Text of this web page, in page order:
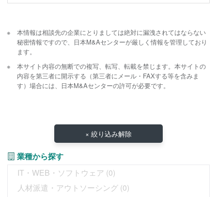
本情報は相談先の企業にとりましては絶対に漏洩されてはならない
秘密情報ですので、日本M&Aセンターが厳しく情報を管理しており
ます。
本サイト内容の無断での複写、転写、転載を禁じます。本サイトの
内容を第三者に開示する（第三者にメール・FAXする等を含みま
す）場合には、日本M&Aセンターの許可が必要です。
× 絞り込み解除
業種から探す
IT・WEB・ソフトウェア (0)
人材派遣・アウトソーシング (0)